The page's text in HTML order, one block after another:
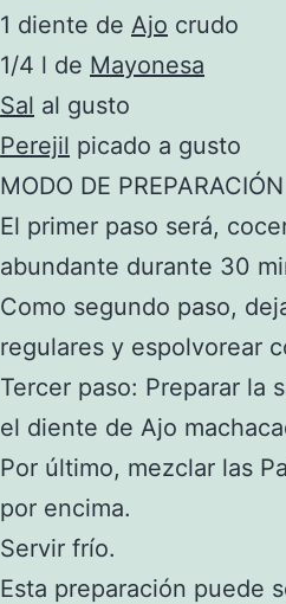
1 diente de Ajo crudo
1/4 l de Mayonesa
Sal al gusto
Perejil picado a gusto
MODO DE PREPARACIÓN
El primer paso será,
abundante durante 30
Como segundo paso,
regulares y espolvorear
Tercer paso: Preparar la
el diente de Ajo
Por último, mezclar las
por encima.
Servir frío.
Esta preparación puede